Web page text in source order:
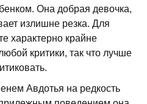
Она добрая девочка,
излишне резка. Для
характерно крайне
критики, так что лучше
Авдотья на редкость